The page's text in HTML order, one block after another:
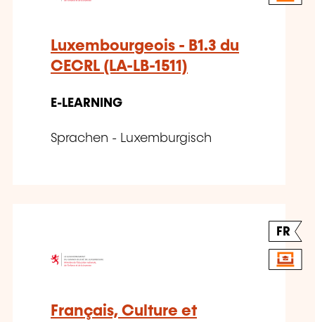
Luxembourgeois - B1.3 du
CECRL (LA-LB-1511)
E-LEARNING
Sprachen - Luxemburgisch
FR
Français, Culture et